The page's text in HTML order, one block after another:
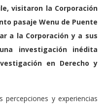
visitaron la Corporación
pasaje Wenu de Puente
a la Corporación y a sus
investigación inédita
en Derecho y
percepciones y experiencias